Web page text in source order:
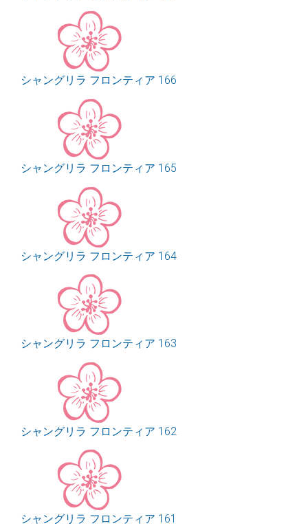
シャングリラ フロンティア 166
シャングリラ フロンティア 165
シャングリラ フロンティア 164
シャングリラ フロンティア 163
シャングリラ フロンティア 162
シャングリラ フロンティア 161